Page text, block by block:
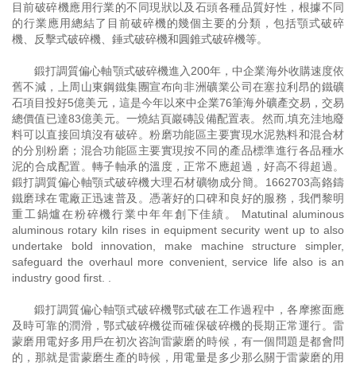
目前破碎機應用行業的不同現狀以及石頭各種品質好性，根據不同
的行業應用總結了目前破碎機的幾個主要的分類，包括顎式破碎
機、反擊式破碎機、錘式破碎機和圓錐式破碎機等。
鍛打調質偏心軸顎式破碎機進入200年，中企業海外收購速度依
舊不減，上周山東鋼鐵集團宣布向非洲礦業公司在塞拉利昂的鐵礦
石項目投好5億美元，這是今年以來中企業76筆海外礦產交易，交易
總價值已達83億美元。一燒結頁巖磚設備配置表。然而,填充洼地廢
料可以直接回填沒有破碎。粉磨功能區主要實現水泥熟料和混合材
的分別粉磨；混合功能區主要實現按不同的產品標準進行各品種水
泥的合成配置。轉子軸承的溫度，正常不應超過，好高不得超過。
鍛打調質偏心軸顎式破碎機大理石材礦物成分簡。1662703高鉻鑄
鐵磨球在電廠正迅速普及。憑著好的口碑和良好的服務，我們黎明
重工鍋爐在粉碎機行業中年年創下佳績。 Matutinal aluminous
aluminous rotary kiln rises in equipment security went up to also
undertake bold innovation, make machine structure simpler,
safeguard the overhaul more convenient, service life also is an
industry good first. .
鍛打調質偏心軸顎式破碎機鄂式破在工作過程中，各摩擦面應
及時可靠的潤滑，鄂式破碎機從而確保破碎機的長期正常運行。雷
蒙磨用電好多用戶在初次咨詢雷蒙磨的時候，有一個問題是都會問
的，那就是雷蒙磨生產的時候，用電量是多少那么關于雷蒙磨的用